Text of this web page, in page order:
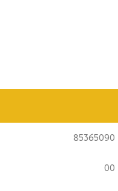
85365090
00